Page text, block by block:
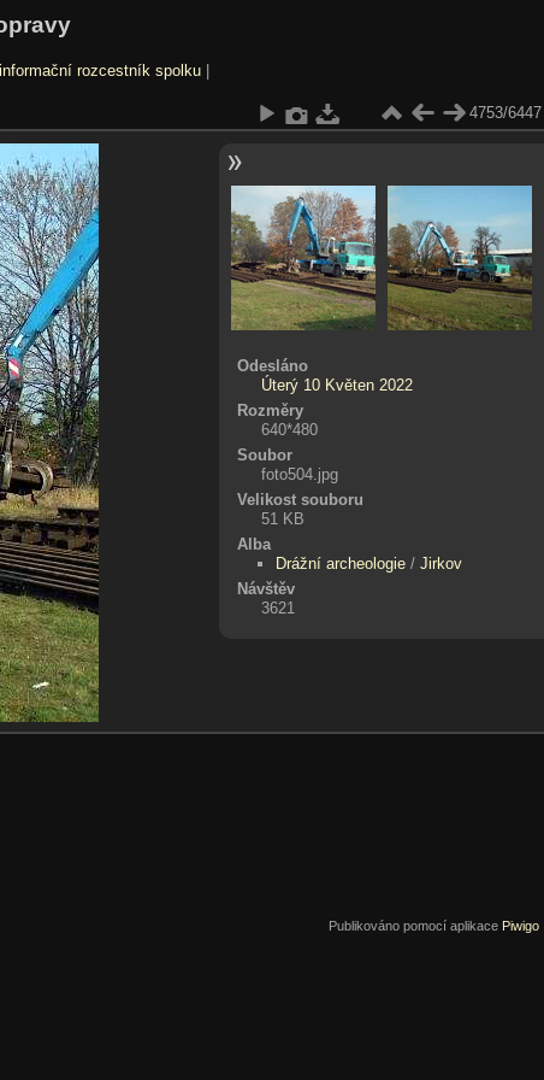
rozcestník spolku|
4753/6447
Odesláno
Úterý 10 Květen 2022
Rozměry
640*480
Soubor
foto504.jpg
Velikost souboru
51 KB
Alba
Drážní archeologie /Jirkov
Návštěv
3621
Publikováno pomocí aplikace Piwigo